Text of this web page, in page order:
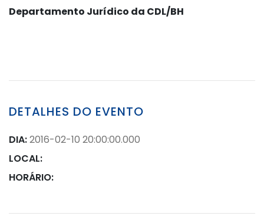
Departamento Jurídico da CDL/BH
DETALHES DO EVENTO
DIA:2016-02-10 20:00:00.000
LOCAL:
HORÁRIO: